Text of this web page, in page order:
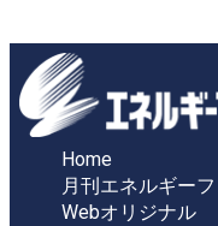
Home
月刊エネルギー
Webオリジナル